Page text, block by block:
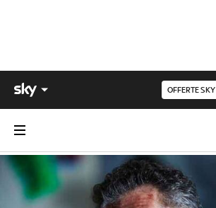
OFFERTE SKY